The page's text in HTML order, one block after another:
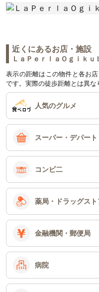
近くにあるお店・施設
ＬａＰｅｒｌａＯｇｉｋｕ
表示の距離はこの物件と各お
です。実際の徒歩距離とは異な
人気のグルメ
スーパー・デパート
コンビ二
薬局・ドラッグスト
金融機関・郵便局
病院